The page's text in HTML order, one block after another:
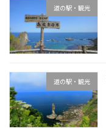
道の駅・観光
道の駅・観光